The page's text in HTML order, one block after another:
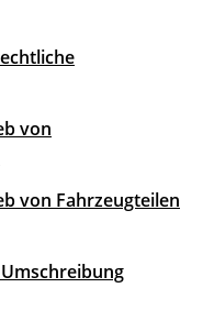
von
von Fahrzeugteilen